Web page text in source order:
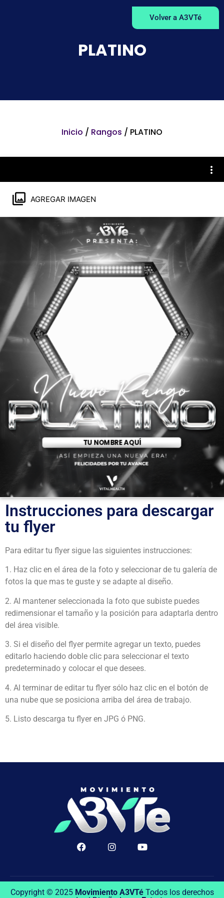
Volver a A3VTé
PLATINO
Inicio / Rangos / PLATINO
AGREGAR IMAGEN
Instrucciones para descargar
tu flyer
Para editar tu flyer sigue las siguientes instrucciones:
1. Haz clic en el área de la foto y seleccionar de tu galería de
fotos la que mas te guste y se adapte al diseño.
2. Al mantener seleccionada la foto que subiste puedes
redimensionar el tamaño y la posición para adaptarla dentro
del área visible.
3. Si el diseño del flyer permite agregar un texto, puedes
editarlo haciendo doble clic para seleccionar el texto
predeterminado y colocar el que desees.
4. Al terminar de editar tu flyer sólo haz clic en el botón de
una nube que se posiciona arriba del área de trabajo.
5. Listo descarga tu flyer en JPG ó PNG.
Copyright © 2025 Movimiento A3VTéTodos los derechos